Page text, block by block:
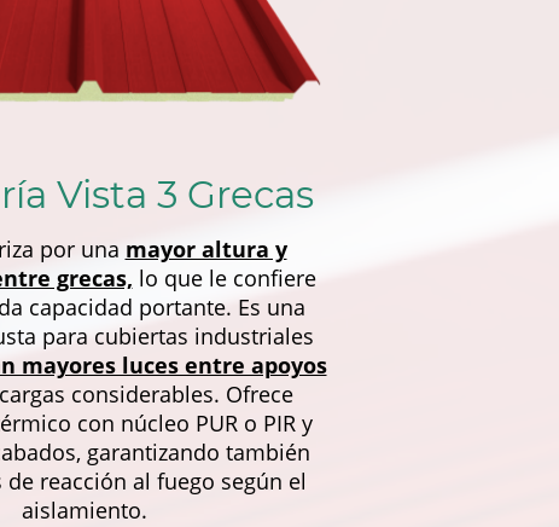
Vista 3 Grecas
por una mayor altura y
grecas, lo que le confiere
capacidad portante. Es una
para cubiertas industriales
mayores luces entre apoyos
considerables. Ofrece
con núcleo PUR o PIR y
garantizando también
reacción al fuego según el
aislamiento.